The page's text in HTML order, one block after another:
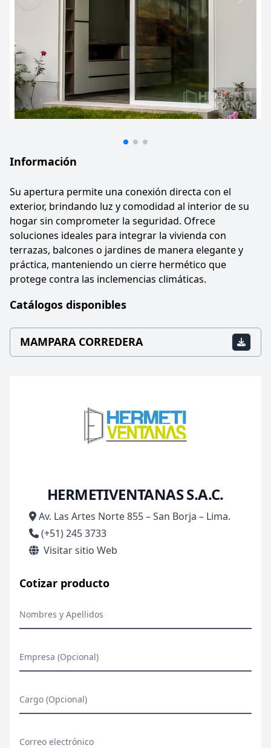
Información
Su apertura permite una conexión directa con el
exterior, brindando luz y comodidad al interior de su
hogar sin comprometer la seguridad. Ofrece
soluciones ideales para integrar la vivienda con
terrazas, balcones o jardines de manera elegante y
práctica, manteniendo un cierre hermético que
protege contra las inclemencias climáticas.
Catálogos disponibles
MAMPARA CORREDERA
HERMETIVENTANAS S.A.C.
Av. Las Artes Norte 855 – San Borja – Lima.
(+51) 245 3733
Visitar sitio Web
Cotizar producto
Nombres y Apellidos
Empresa (Opcional)
Cargo (Opcional)
Correo electrónico